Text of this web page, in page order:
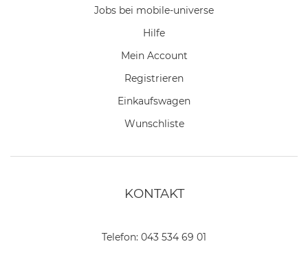
Jobs bei mobile-universe
Hilfe
Mein Account
Registrieren
Einkaufswagen
Wunschliste
KONTAKT
Telefon: 043 534 69 01